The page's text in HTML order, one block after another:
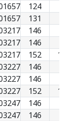
124
131
146
146
152
146
146
152
146
146